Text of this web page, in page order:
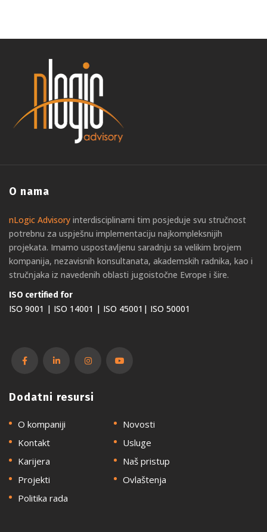
O nama
nLogic Advisory interdisciplinarni tim posjeduje svu stručnost
potrebnu za uspješnu implementaciju najkompleksnijih
projekata. Imamo uspostavljenu saradnju sa velikim brojem
kompanija, nezavisnih konsultanata, akademskih radnika, kao i
stručnjaka iz navedenih oblasti jugoistočne Evrope i šire.
ISO certified for
ISO 9001 | ISO 14001 | ISO 45001| ISO 50001
Dodatni resursi
O kompaniji
Novosti
Kontakt
Usluge
Karijera
Naš pristup
Projekti
Ovlaštenja
Politika rada